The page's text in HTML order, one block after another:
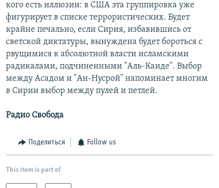
кого есть иллюзии: в США эта группировка уже
фигурирует в списке террористических. Будет
крайне печально, если Сирия, избавившись от
светской диктатуры, вынуждена будет бороться с
рвущимися к абсолютной власти исламскими
радикалами, подчиненными "Аль-Каиде". Выбор
между Асадом и "Ан-Нусрой" напоминает многим
в Сирии выбор между пулей и петлей.
Радио Свобода
Поделиться Follow us
This item is part of